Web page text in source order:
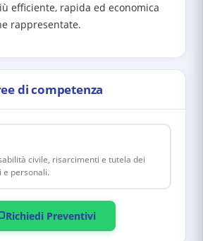
efficiente, rapida ed economica
rappresentate.
di competenza
civile, risarcimenti e tutela dei
personali.
Richiedi Preventivi